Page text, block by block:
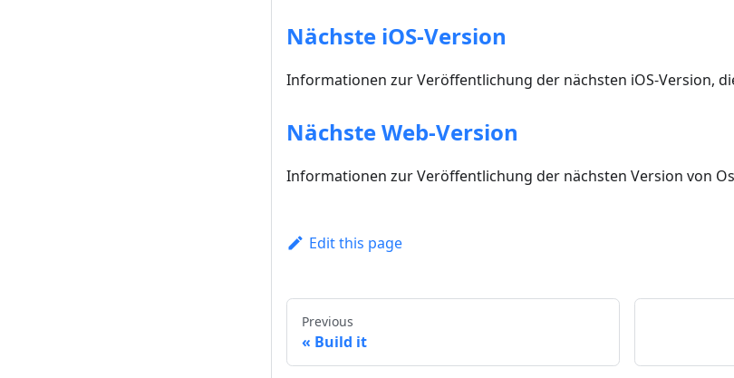
Nächste iOS-Version
Informationen zur Veröffentlichung der nächsten iOS-Version,
Nächste Web-Version
Informationen zur Veröffentlichung der nächsten Version von
Edit this page
Previous
Build it